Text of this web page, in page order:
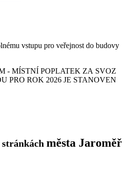
vstupu pro veřejnost do budovy
- MÍSTNÍ POPLATEK ZA SVOZ
PRO ROK 2026 JE STANOVEN
města Jaroměř